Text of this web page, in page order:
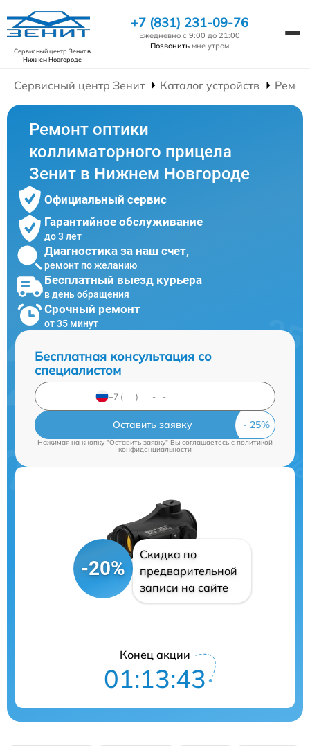
Сервисный центр Зенитв
Нижнем Новгороде
+7 (831) 231-09-76
Ежедневно с 9:00 до 21:00
Позвонить мне утром
Сервисный центр Зенит Каталог устройств
Ремонт оптики
коллиматорного прицела
Зенит в Нижнем Новгороде
Официальный сервис
Гарантийное обслуживание
до 3 лет
Диагностика за наш счет,
ремонт по желанию
Бесплатный выезд курьера
в день обращения
Срочный ремонт
от 35 минут
Бесплатная консультация со
специалистом
Оставить заявку
Нажимая на кнопку "Оставить заявку" Вы соглашаетесь cполитикой
конфиденциальности
-20%
Скидка по
предварительной
записи на сайте
Конец акции
01:13:42